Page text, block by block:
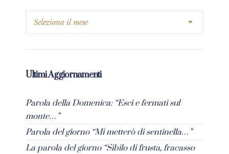
Ultimi Aggiornamenti
Parola della Domenica: “Esci e fermati sul
monte…”
Parola del giorno “Mi metterò di sentinella…”
La parola del giorno “Sibilo di frusta, fracasso